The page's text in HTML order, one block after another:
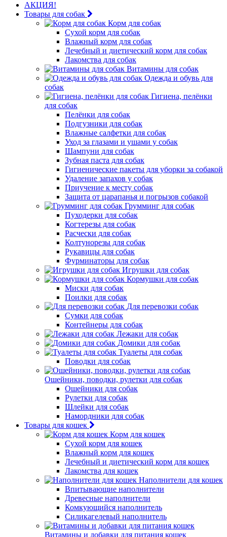
АКЦИЯ!
Товары для собак
Корм для собак
Сухой корм для собак
Влажный корм для собак
Лечебный и диетический корм для собак
Лакомства для собак
Витамины для собак
Одежда и обувь для
собак
Гигиена, пелёнки
для собак
Пелёнки для собак
Подгузники для собак
Влажные салфетки для собак
Уход за глазами и ушами у собак
Шампуни для собак
Зубная паста для собак
Гигиенические пакеты для уборки за собакой
Удаление запахов у собак
Приучение к месту собак
Защита от царапанья и погрызов собакой
Грумминг для собак
Пуходерки для собак
Когтерезы для собак
Расчески для собак
Колтунорезы для собак
Рукавицы для собак
Фурминаторы для собак
Игрушки для собак
Кормушки для собак
Миски для собак
Поилки для собак
Для перевозки собак
Сумки для собак
Контейнеры для собак
Лежаки для собак
Домики для собак
Туалеты для собак
Поводки для собак
Ошейники, поводки, рулетки для собак
Ошейники для собак
Рулетки для собак
Шлейки для собак
Намордники для собак
Товары для кошек
Корм для кошек
Сухой корм для кошек
Влажный корм для кошек
Лечебный и диетический корм для кошек
Лакомства для кошек
Наполнители для кошек
Впитывающие наполнители
Древесные наполнители
Комкующийся наполнитель
Силикагелевый наполнитель
Витамины и добавки для питания кошек